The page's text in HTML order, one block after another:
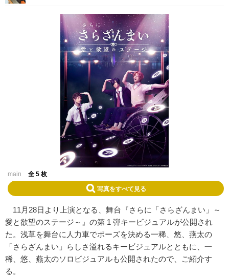
main 全 5 枚
写真をすべて見る
11月28日より上演となる、舞台『さらに「さらざんまい」～
愛と欲望のステージ～』の第 1 弾キービジュアルが公開され
た。浅草を舞台に人力車でポーズを決める一稀、悠、燕太の
「さらざんまい」らしさ溢れるキービジュアルとともに、一
稀、悠、燕太のソロビジュアルも公開されたので、ご紹介す
る。